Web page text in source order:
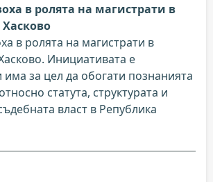
в ролята на магистрати в
в ролята на магистрати в
Инициативата е
за цел да обогати познанията
статута, структурата и
власт в Република